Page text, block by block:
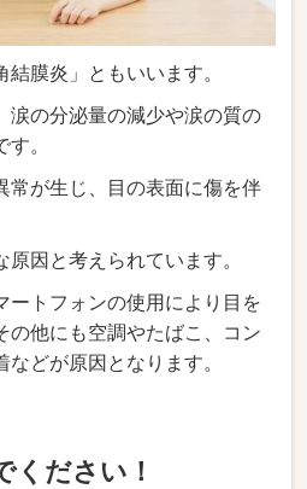
結膜炎」ともいいます。
涙の分泌量の減少や涙の質の
。
常が生じ、目の表面に傷を伴
因と考えられています。
ートフォンの使用により目を
の他にも空調やたばこ、コン
どが原因となります。
ください！